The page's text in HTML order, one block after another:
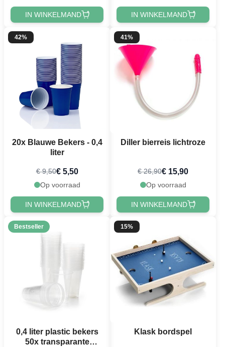
IN WINKELMAND IN WINKELMAND
42%
20x Blauwe Bekers - 0,4
liter
€ 9,50€ 5,50
Op voorraad
IN WINKELMAND
41%
Diller bierreis lichtroze
€ 26,90€ 15,90
Op voorraad
IN WINKELMAND
Bestseller
0,4 liter plastic bekers
50x transparante
15%
Klask bordspel